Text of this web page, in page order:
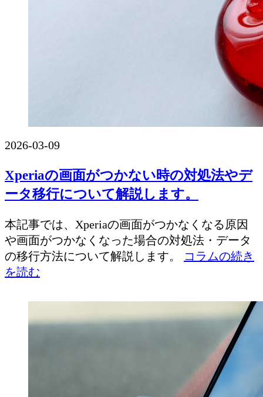
2026-03-09
Xperiaの画面がつかない時の対処法やデ
ータ移行について解説します。
本記事では、Xperiaの画面がつかなくなる原因
や画面がつかなくなった場合の対処法・データ
の移行方法について解説します。
コラムの続き
を読む